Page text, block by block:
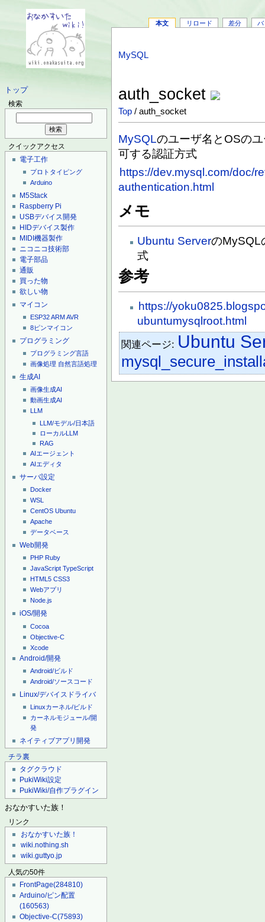
トップ
検索
クイックアクセス
電子工作
プロトタイピング
Arduino
M5Stack
Raspberry Pi
USBデバイス開発
HIDデバイス製作
MIDI機器製作
ニコニコ技術部
電子部品
通販
買った物
欲しい物
マイコン
ESP32ARMAVR
8ピンマイコン
プログラミング
プログラミング言語
画像処理 自然言語処理
生成AI
画像生成AI
動画生成AI
LLM
LLM/モデル/日本語
ローカルLLM
RAG
AIエージェント
AIエディタ
サーバ設定
Docker
WSL
CentOS Ubuntu
Apache
データベース
Web開発
PHP Ruby
JavaScript TypeScript
HTML5 CSS3
Webアプリ
Node.js
iOS/開発
Cocoa
Objective-C
Xcode
Android/開発
Android/ビルド
Android/ソースコード
Linux/デバイスドライバ
Linuxカーネル/ビルド
カーネルモジュール/開
発
ネイティブアプリ開発
チラ裏
タグクラウド
PukiWiki設定
PukiWiki/自作プラグイン
おなかすいた族！
リンク
おなかすいた族！
wiki.nothing.sh
wiki.guttyo.jp
人気の50件
FrontPage(284810)
Arduino/ピン配置
(160563)
Objective-C(75893)
本文 リロード 差分 バ
MySQL
auth_socket
Top / auth_socket
MySQLのユーザ名とOSの
可する認証方式
https://dev.mysql.com/doc/
authentication.html
メモ
Ubuntu ServerのMySQL
式
参考
https://
ubuntumysqlroot.html
関連ページ: Ubuntu